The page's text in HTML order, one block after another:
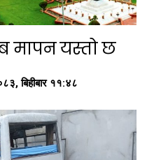
मापन यस्तो छ
बिहीबार ११:४८